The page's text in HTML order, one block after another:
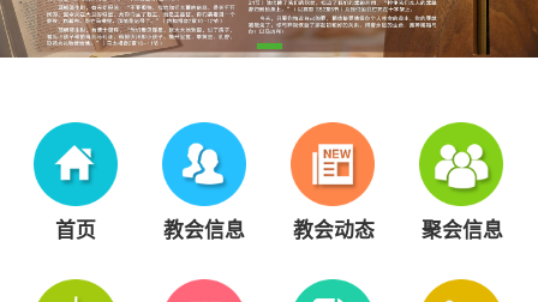
首页 教会信息 教会动态 聚会信息